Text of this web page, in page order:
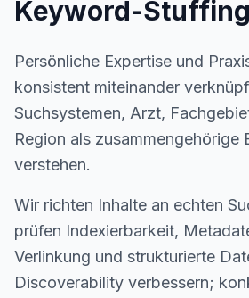
Keyword-Stuffing
Persönliche Expertise und
konsistent miteinander
Suchsystemen, Arzt,
Region als zusammengehörige
verstehen.
Wir richten Inhalte an echten
prüfen Indexierbarkeit,
Verlinkung und strukturierte
Discoverability verbessern;